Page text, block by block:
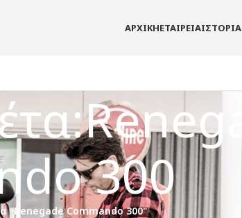
ΑΡΧΙΚΗΕΤΑΙΡΕΙΑΙΣΤΟΡΙΑ
300
"Renegade Commando 300"